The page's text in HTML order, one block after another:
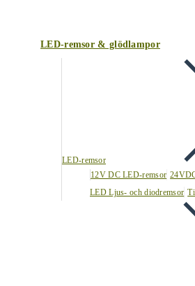
LED-remsor & glödlampor
LED-remsor
12V DC LED-remsor
LED Ljus- och diodremsor